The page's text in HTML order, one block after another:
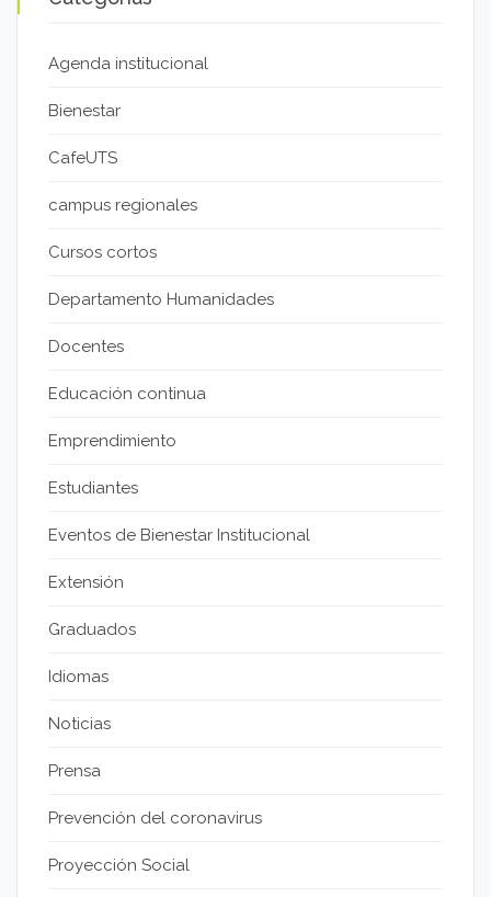
Agenda institucional
Bienestar
CafeUTS
campus regionales
Cursos cortos
Departamento Humanidades
Docentes
Educación continua
Emprendimiento
Estudiantes
Eventos de Bienestar Institucional
Extensión
Graduados
Idiomas
Noticias
Prensa
Prevención del coronavirus
Proyección Social